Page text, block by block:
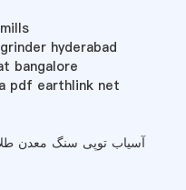
hyderabad
bangalore
pdf earthlink net
آسیاب توپی سنگ معدن طلا